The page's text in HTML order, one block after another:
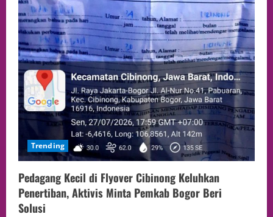
Trending
Pedagang Kecil di Flyover Cibinong Keluhkan
Penertiban, Aktivis Minta Pemkab Bogor Beri
Solusi